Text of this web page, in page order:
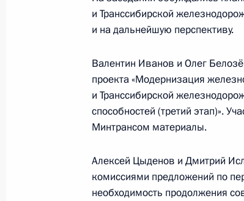
Российской Федерации и
14 мая 2024 года, 21:25
Открытие социальных и
3 апреля 2024 года, 18:45
и Транссибирской
и на дальнейшую перспективу.
Валентин Иванов и Олег
проекта «Модернизация
и Транссибирской
способностей (третий этап)».
Минтрансом материалы.
Алексей Цыденов и Дмитрий
комиссиями предложений по
необходимость продолжения